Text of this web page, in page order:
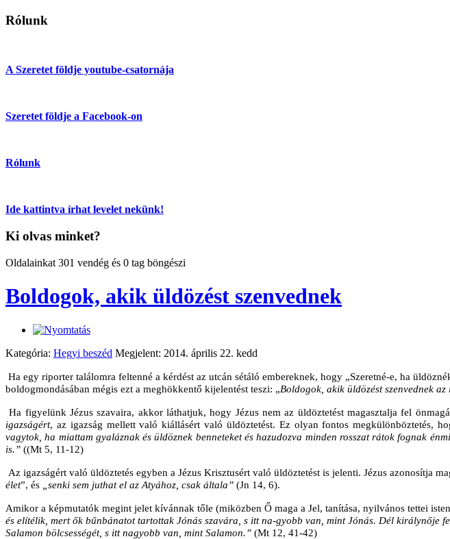
Rólunk
A Szeretet földje youtube-csatornája
Szeretet földje a Facebook-on
Rólunk
Ide kattintva írhat levelet nekünk!
Ki olvas minket?
Oldalainkat 301 vendég és 0 tag böngészi
Boldogok, akik üldözést szenvednek
Kategória: Hegyi beszéd Megjelent: 2014. április 22. kedd
Ha egy riporter találomra feltenné a kérdést az utcán sétáló embereknek, hogy „Szeretné-e, ha
boldogmondásában mégis ezt a meghökkentő kijelentést teszi: „Boldogok, akik üldözést szenvednek
Ha figyelünk Jézus szavaira, akkor láthatjuk, hogy Jézus nem az üldöztetést magasztalja fel
igazságért, az igazság mellett való kiállásért való üldöztetést. Ez olyan fontos megkülönböztetés,
vagytok, ha miattam gyaláznak és üldöznek benneteket és hazudozva minden rosszat rátok fognak
is.” ((Mt 5, 11-12)
Az igazságért való üldöztetés egyben a Jézus Krisztusért való üldöztetést is jelenti. Jézus azonosítja
élet”, és „senki sem juthat el az Atyához, csak általa” (Jn 14, 6).
Amikor a képmutatók megint jelet kívánnak tőle (miközben Ő maga a Jel, tanítása, nyilvános tettei
és elítélik, mert ők bűnbánatot tartottak Jónás szavára, s itt na-gyobb van, mint Jónás. Dél
Salamon bölcsességét, s itt nagyobb van, mint Salamon.” (Mt 12, 41-42)